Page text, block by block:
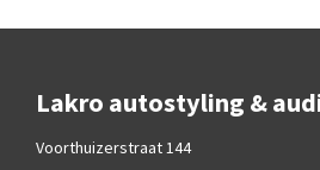
Lakro autostyling &
Voorthuizerstraat 144